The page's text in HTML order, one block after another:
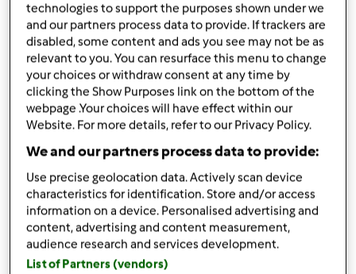
Aggiungi alla lista della spesa
Accessori che ti serviranno
Spatola
acquista
Boccale Completo TM6
acquista
technologies to support the purposes shown under we
and our partners process data to provide. If trackers are
disabled, some content and ads you see may not be as
relevant to you. You can resurface this menu to change
your choices or withdraw consent at any time by
clicking the Show Purposes link on the bottom of the
webpage .Your choices will have effect within our
Website. For more details, refer to our Privacy Policy.
We and our partners process data to provide:
Use precise geolocation data. Actively scan device
characteristics for identification. Store and/or access
information on a device. Personalised advertising and
content, advertising and content measurement,
audience research and services development.
List of Partners (vendors)